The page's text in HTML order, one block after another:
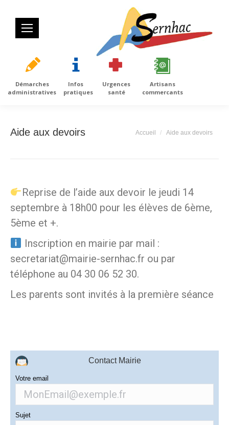
Démarches
administratives
Infos
pratiques
Urgences
santé
Artisans
commercants
Aide aux devoirs Vous êtes ici :
Accueil Aide aux devoirs
Reprise de l’aide aux devoir le jeudi 14
septembre à 18h00 pour les élèves de 6ème,
5ème et +.
Inscription en mairie par mail :
secretariat@mairie-sernhac.fr ou par
téléphone au 04 30 06 52 30.
Les parents sont invités à la première séance
Contact Mairie
Votre email
Sujet